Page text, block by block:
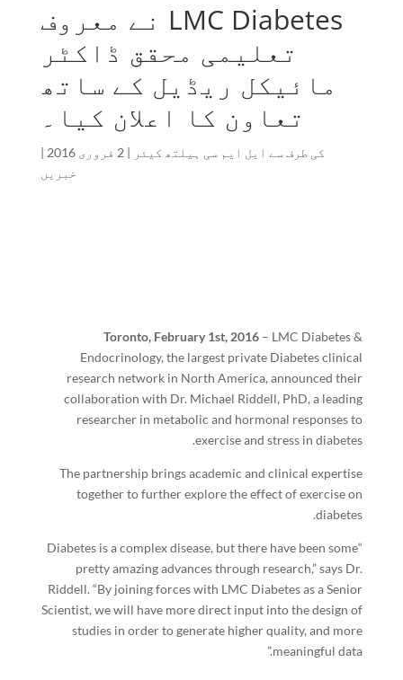
LMC Diabetes نے معروف
تعلیمی محقق ڈاکٹر
مائیکل ریڈیل کے ساتھ
تعاون کا اعلان کیا۔
کی طرف سے ایل ایم سی ہیلتھ کیئر | 2 فروری 2016
|
خبریں
Toronto, February 1st, 2016 – LMC Diabetes &
Endocrinology, the largest private Diabetes clinical
research network in North America, announced their
collaboration with Dr. Michael Riddell, PhD, a leading
researcher in metabolic and hormonal responses to
exercise and stress in diabetes.
The partnership brings academic and clinical expertise
together to further explore the effect of exercise on
diabetes.
“Diabetes is a complex disease, but there have been some
pretty amazing advances through research,” says Dr.
Riddell. “By joining forces with LMC Diabetes as a Senior
Scientist, we will have more direct input into the design of
studies in order to generate higher quality, and more
meaningful data.”